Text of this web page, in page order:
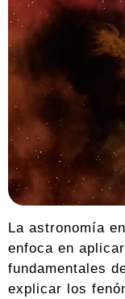
La astronomía
enfoca en
fundamentales
explicar los